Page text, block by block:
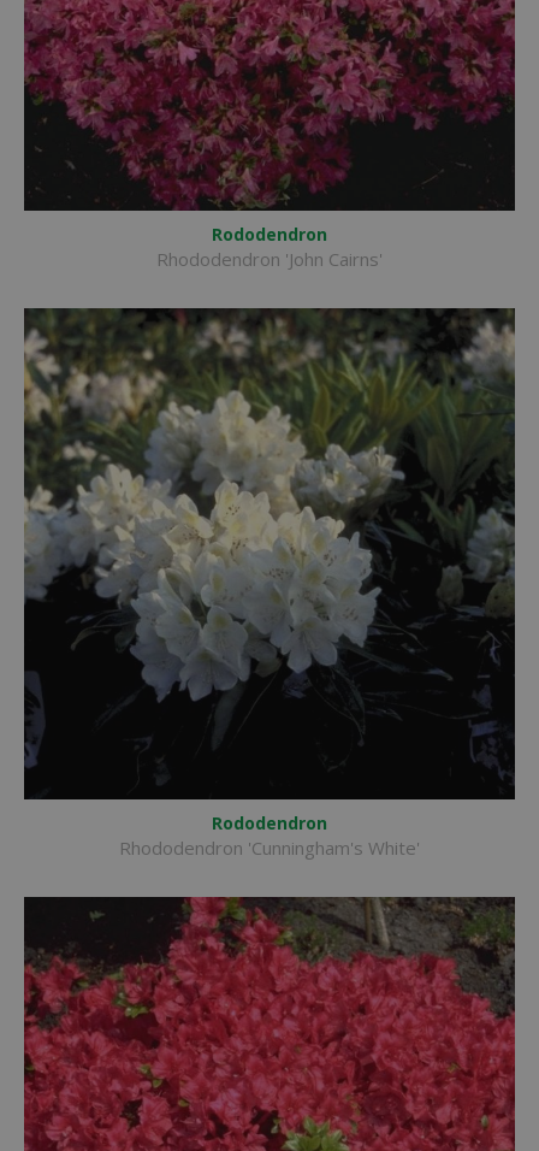
Rododendron
Rhododendron 'John Cairns'
Rododendron
Rhododendron 'Cunningham's White'